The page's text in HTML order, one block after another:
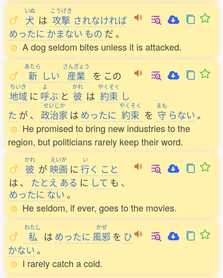
いぬ
犬 は
こうげき
攻撃 されなければ
めったに かまない もの だ。
A dog seldom bites unless it is attacked.
あたら
新 しい
さんぎょう
産業 を この
ちいき
地域 に
よ
呼ぶ と
かれ
彼 は
やくそく
約束 し
た が、
せいじか
政治家 は めったに
やくそく
約束 を
まも
守 らない。
He promised to bring new industries to the
region, but politicians rarely keep their word.
かれ
彼 が
えいが
映画 に
い
行く こと
は 、 たとえ ある に して も 、
めったに ない。
He seldom, if ever, goes to the movies.
わたし
私 は めったに
かぜ
風邪 を ひ
かない。
I rarely catch a cold.